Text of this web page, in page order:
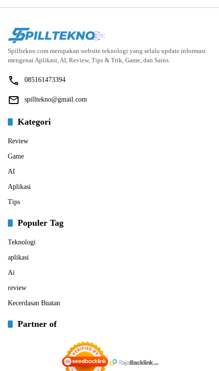
Spilltekno.com merupakan website teknologi yang selalu update informasi
mengenai Aplikasi, AI, Review, Tips & Trik, Game, dan Sains.
085161473394
spilltekno@gmail.com
Kategori
Review
Game
AI
Aplikasi
Tips
Populer Tag
Teknologi
aplikasi
Ai
review
Kecerdasan Buatan
Partner of